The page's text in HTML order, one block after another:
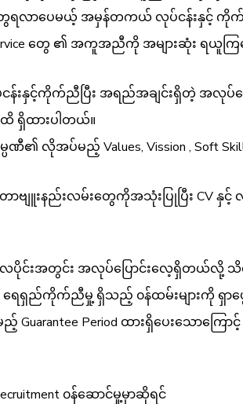
လို့ CV တွေရလာပေမယ့် အမှန်တကယ် လုပ်င
တွေ ၏ အကူအညီကို အများဆုံး ရယူ
လုပ်ငန်းနှင့်ကိုက်ညီပြီး အရည်အချင်းရှိတဲ့
ထိ ရှိထားပါတယ်။
၏ လိုအပ်မည့် Values, Vission , Soft
ာဗျူးနည်းလမ်းတွေကိုအသုံးပြုပြီး CV
င်းအတွင်း အလုပ်ပြောင်းလေ့ရှိတယ်လို့ သိ
နှင့် ရေရှည်ကိုက်ညီမှု့ ရှိသည့် ၀န်ထမ်းများကို ရှာ
Guarantee Period ထားရှိပေးသော
၀န်ဆောင်မှု့မှာဆိုရင်